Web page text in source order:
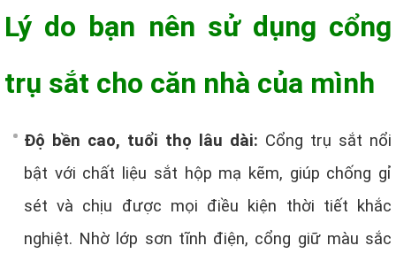
Lý do bạn nên sử dụng cổng
trụ sắt cho căn nhà của mình
Độ bền cao, tuổi thọ lâu dài: Cổng trụ sắt nổi
bật với chất liệu sắt hộp mạ kẽm, giúp chống gỉ
sét và chịu được mọi điều kiện thời tiết khắc
nghiệt. Nhờ lớp sơn tĩnh điện, cổng giữ màu sắc